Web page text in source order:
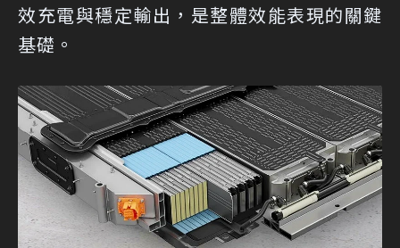
效充電與穩定輸出，是整體效能表現的關鍵
基礎。